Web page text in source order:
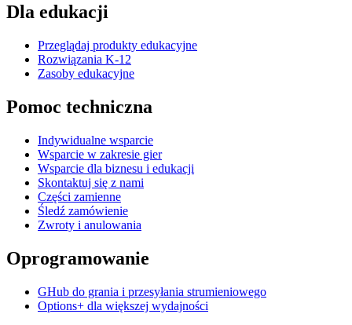
Dla edukacji
Przeglądaj produkty edukacyjne
Rozwiązania K-12
Zasoby edukacyjne
Pomoc techniczna
Indywidualne wsparcie
Wsparcie w zakresie gier
Wsparcie dla biznesu i edukacji
Skontaktuj się z nami
Części zamienne
Śledź zamówienie
Zwroty i anulowania
Oprogramowanie
GHub do grania i przesyłania strumieniowego
Options+ dla większej wydajności